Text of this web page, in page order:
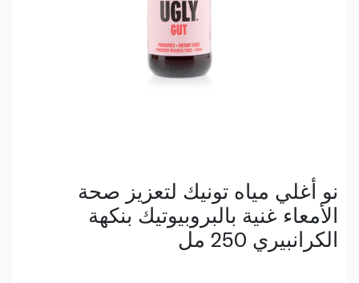
نو أغلي مياه تونيك لتعزيز صحة
الأمعاء غنية بالبروبيوتيك بنكهة
الكرانبيري 250 مل